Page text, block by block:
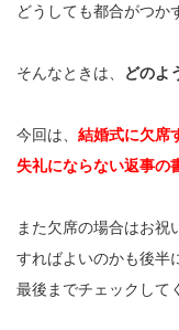
どうしても都合がつか
そんなときは、 どのよ
今回は、 結婚式に欠席
失礼にならない返事の
また欠席の場合はお祝
すればよいのかも後半
最後までチェックして